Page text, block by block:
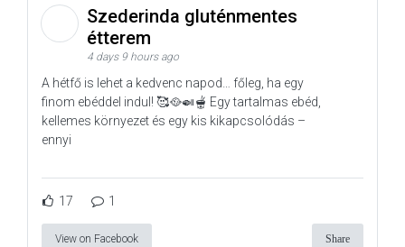
Szederinda gluténmentes
étterem
4 days 9 hours ago
A hétfő is lehet a kedvenc napod… főleg, ha egy
finom ebéddel indul! 🥰🥘🍛🫕 Egy tartalmas ebéd,
kellemes környezet és egy kis kikapcsolódás –
ennyi
17 1
View on Facebook Share